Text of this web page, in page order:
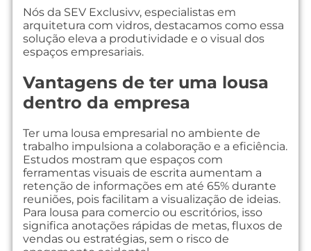
Nós da SEV Exclusivv, especialistas em
arquitetura com vidros, destacamos como essa
solução eleva a produtividade e o visual dos
espaços empresariais.
Vantagens de ter uma lousa
dentro da empresa
Ter uma lousa empresarial no ambiente de
trabalho impulsiona a colaboração e a eficiência.
Estudos mostram que espaços com
ferramentas visuais de escrita aumentam a
retenção de informações em até 65% durante
reuniões, pois facilitam a visualização de ideias.
Para lousa para comercio ou escritórios, isso
significa anotações rápidas de metas, fluxos de
vendas ou estratégias, sem o risco de